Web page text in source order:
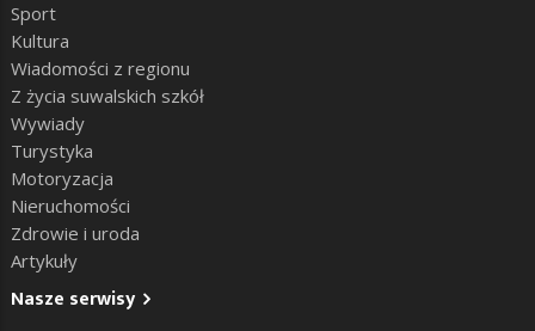
Sport
Kultura
Wiadomości z regionu
Z życia suwalskich szkół
Wywiady
Turystyka
Motoryzacja
Nieruchomości
Zdrowie i uroda
Artykuły
Nasze serwisy